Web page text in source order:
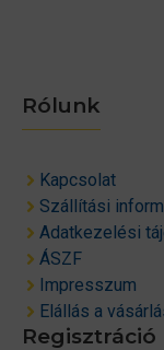
Rólunk
Kapcsolat
Szállítási
Adatkezelési
ÁSZF
Impresszum
Elállás a
Regisztráció